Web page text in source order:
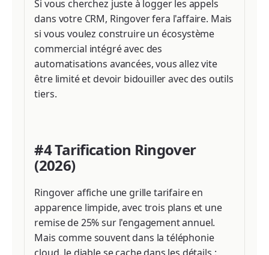
Si vous cherchez juste à logger les appels
dans votre CRM, Ringover fera l'affaire. Mais
si vous voulez construire un écosystème
commercial intégré avec des
automatisations avancées, vous allez vite
être limité et devoir bidouiller avec des outils
tiers.
#4 Tarification Ringover
(2026)
Ringover affiche une grille tarifaire en
apparence limpide, avec trois plans et une
remise de 25% sur l'engagement annuel.
Mais comme souvent dans la téléphonie